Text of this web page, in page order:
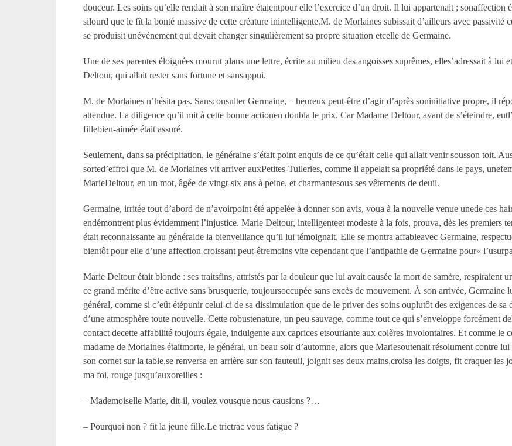
douceur. Les soins qu’elle rendait à son maître étaientpour elle l’exercice d’un droit. Il lui appartenait ;
silourd que le fît la bonté massive de cette créature inintelligente.M. de Morlaines subissait d’ailleurs avec passivité
se produisit unévénement qui devait changer singulièrement sa propre situation etcelle de Germaine.
Une de ses parentes éloignées mourut ;dans une lettre, écrite au milieu des angoisses suprêmes, elles’adressait à
Deltour, qui allait rester sans fortune et sansappui.
M. de Morlaines n’hésita pas. Sansconsulter Germaine, – heureux peut-être d’agir d’après soninitiative propre, il
attendue. La diligence qu’il mit à cette bonne actionen doubla le prix. Car Madame Deltour, avant de s’éteindre,
fillebien-aimée était assuré.
Seulement, dans sa précipitation, le généralne s’était point enquis de ce qu’était celle qui allait venir sousson toit.
sorted’effroi que M. de Morlaines vit arriver auxPetites-Tuileries, comme il appelait sa propriété dans le pays,
MarieDeltour, en un mot, âgée de vingt-six ans à peine, et charmantesous ses vêtements de deuil.
Germaine, irritée tout d’abord de n’avoirpoint été appelée à donner son avis, voua à la nouvelle venue unede ces
endémontrent plus évidemment l’injustice. Marie Deltour, intelligenteet modeste à la fois, prouva, dès les premiers
était reconnaissante au généralde la bienveillance qu’il lui témoignait. Elle se montra affableavec Germaine,
bientôt pour elle d’une affection croissant peut-êtremoins vite cependant que l’antipathie de Germaine pour«
Marie Deltour était blonde : ses traitsfins, attristés par la douleur que lui avait causée la mort de samère, respiraient
ce grand mérite d’être active sans brusquerie, toujoursoccupée sans excès de mouvement. À son arrivée, Germaine
général, comme si c’eût étépunir celui-ci de sa dissimulation que de le priver des soins ouplutôt des exigences de
d’une atmosphère toute nouvelle. Cette robustenature, un peu sauvage, comme tout ce qui s’enveloppe forcément
contact decette affabilité toujours égale, indulgente aux caprices etsouriante aux colères involontaires. Et comme
madame de Morlaines étaitmorte, le général, un beau soir d’automne, alors que Mariesoutenait résolument contre
son cornet sur la table,se renversa en arrière sur son fauteuil, joignit ses deux mains,croisa les doigts, fit craquer les
ma foi, rouge jusqu’auxoreilles :
– Mademoiselle Marie, dit-il, voulez vousque nous causions ?…
– Pourquoi non ? fit la jeune fille.Le trictrac vous fatigue ?